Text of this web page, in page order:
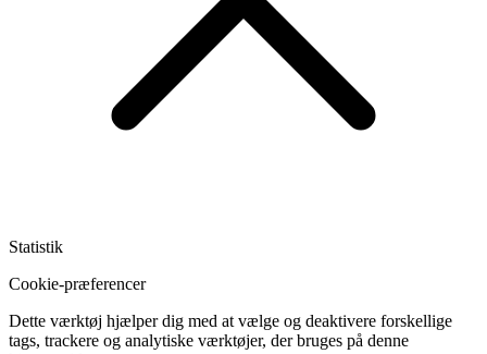
Statistik
Cookie-præferencer
Dette værktøj hjælper dig med at vælge og deaktivere forskellige
tags, trackere og analytiske værktøjer, der bruges på denne